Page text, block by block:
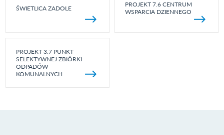
ŚWIETLICA ZADOLE
PROJEKT 7.6 CENTRUM
WSPARCIA DZIENNEGO
PROJEKT 3.7 PUNKT
SELEKTYWNEJ ZBIÓRKI
ODPADÓW
KOMUNALNYCH